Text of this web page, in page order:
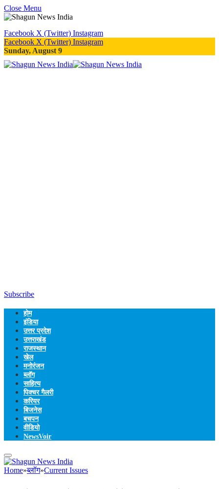
Close Menu
Facebook X (Twitter) Instagram
Facebook X (Twitter) Instagram
Sunday, August 9
Subscribe
होम
इंडिया
उत्तर प्रदेश
उत्तराखंड
राजस्थान
खेल
मनोरंजन
ब्लॉग
साहित्य
पिक्चर गैलरी
करियर
बिजनेस
बचपन
वीडियो
NewsVoir
Home»ब्लॉग»Current Issues